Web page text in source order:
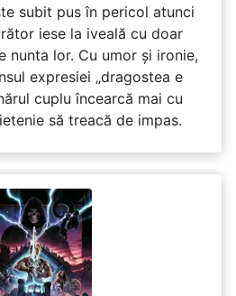
subit pus în pericol atunci
iese la iveală cu doar
nunta lor. Cu umor și ironie,
expresiei „dragostea e
cuplu încearcă mai cu
să treacă de impas.